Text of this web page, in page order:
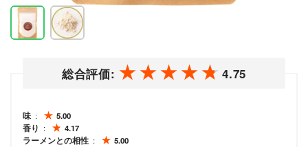
総合評価: 4.75
味
5.00
香り
4.17
ラーメンとの相性
5.00